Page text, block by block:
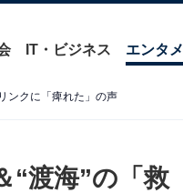
IT・ビジネス エンタメ
ンクに「痺れた」の声
“渡海”の「救